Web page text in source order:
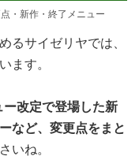
・新作・終了メニュー
るサイゼリヤでは、
ます。
改定で登場した新
など、変更点をまと
いね。